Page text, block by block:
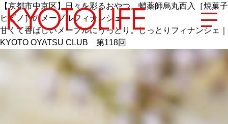
エリアから探す
地図から探す
カテゴリーから探す
【京都市中京区】日々を彩るおやつ。蛸薬師烏丸西入［焼菓子
ヒビノ］のメープルフィナンシェ
甘くて香ばしいメープルにうっとり。しっとりフィナンシェ｜
KYOTO OYATSU CLUB 第118回